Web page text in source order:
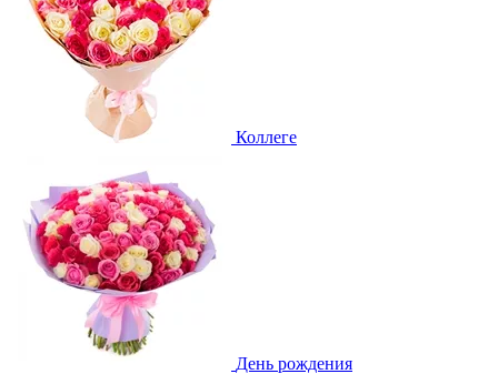
Коллеге
День рождения